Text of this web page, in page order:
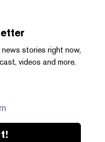
stories right now,
videos and more.